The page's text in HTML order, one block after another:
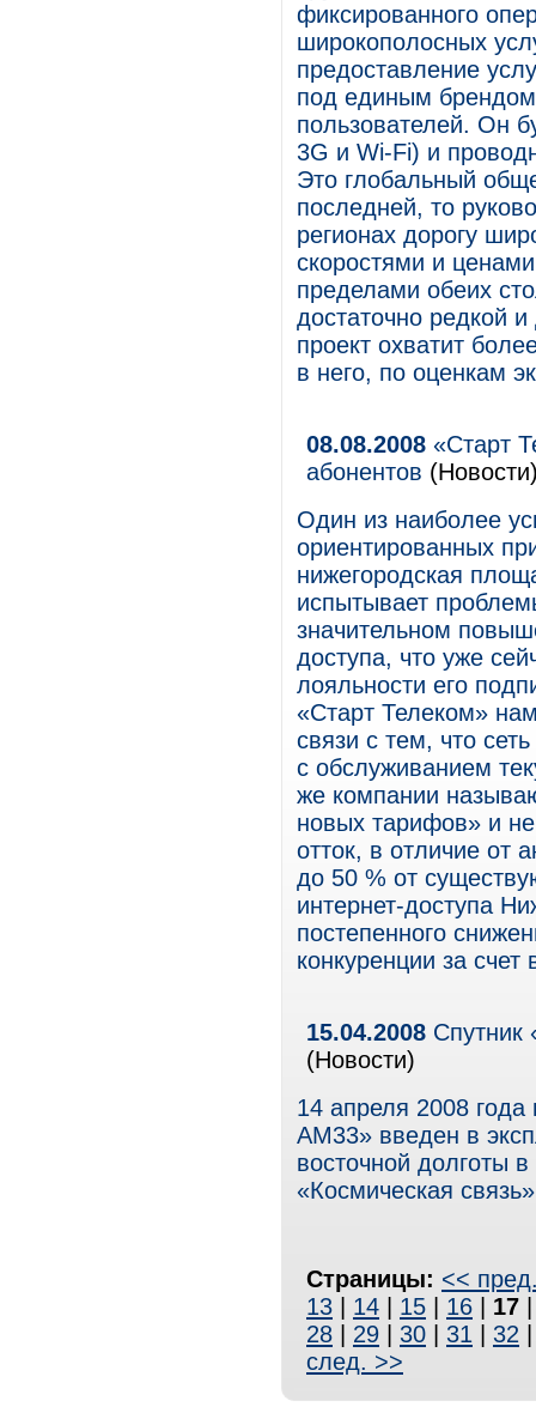
фиксированного
широкополосных
предоставление
под единым
пользователей. Он
3G и Wi-Fi) и
Это глобальный
последней, то
регионах дорогу
скоростями и
пределами обеих
достаточно редкой
проект охватит
в него, по оценкам
08.08.2008 «Старт
абонентов
Один из наиболее
ориентированных
нижегородская
испытывает
значительном
доступа, что уже
лояльности его
«Старт Телеком»
связи с тем, что
с обслуживанием
же компании
новых тарифов» и
отток, в отличие от
до 50 % от
интернет-доступа
постепенного
конкуренции за
15.04.2008 Спутник
(Новости)
14 апреля 2008 года
АМ33» введен в
восточной долготы
«Космическая
Страницы: <<
13
14 15 16 17
28
29 30 31 32
след. >>